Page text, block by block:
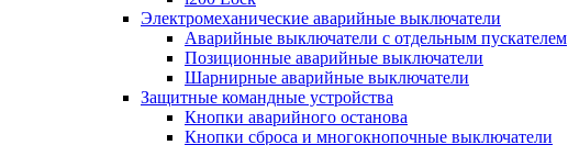
Электромеханические аварийные выключатели
Аварийные выключатели с отдельным пускателем
Позиционные аварийные выключатели
Шарнирные аварийные выключатели
Защитные командные устройства
Кнопки аварийного останова
Кнопки сброса и многокнопочные выключатели